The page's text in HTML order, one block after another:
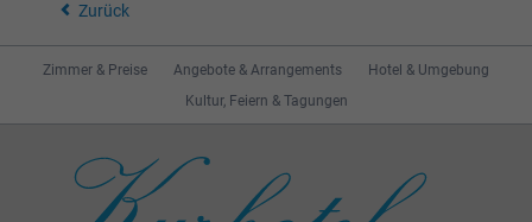
Zurück
Navigation
überspringen
Zimmer & Preise Angebote & Arrangements
Hotel & Umgebung
Kultur, Feiern & Tagungen